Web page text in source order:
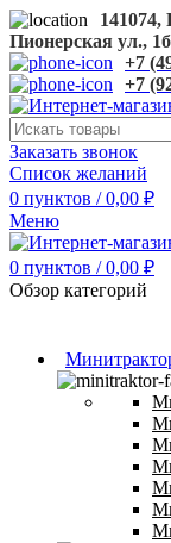
141074,
Пионерская ул.,
+7
+7
Заказать звонок
Список желаний
0 пунктов / 0,00 ₽
Меню
0 пунктов / 0,00 ₽
Обзор категорий